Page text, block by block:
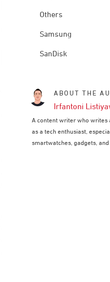
Others
Samsung
SanDisk
ABOUT THE
Irfantoni
A content writer who writes
as a tech enthusiast,
smartwatches, gadgets,